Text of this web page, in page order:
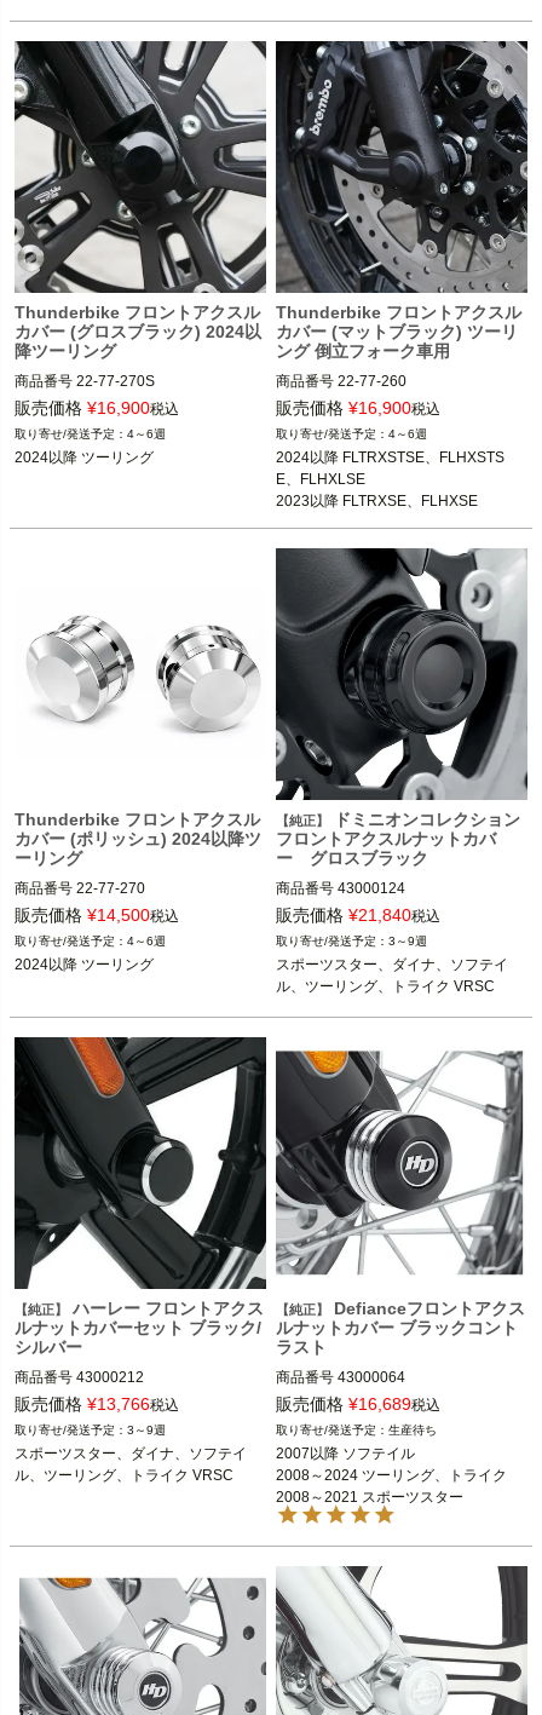
Thunderbike フロントアクスル
カバー (グロスブラック) 2024以
降ツーリング
商品番号 22-77-270S
販売価格 ¥16,900税込
4～6週
Thunderbike フロントアクスル
カバー (マットブラック) ツーリ
ング 倒立フォーク車用
商品番号 22-77-260
販売価格 ¥16,900税込
4～6週
2024以降 FLTRXSTSE、FLHXSTS
E、FLHXLSE
Thunderbike フロントアクスル
カバー (ポリッシュ) 2024以降ツ
ーリング
商品番号 22-77-270
販売価格 ¥14,500税込
4～6週
【純正】
ドミニオンコレクション
フロントアクスルナットカバ
ー グロスブラック
商品番号 43000124
2008～2021 スポーツスター
2008～2017 ダイナ
※スプリンガー、FLSTNSE、FXC
W、FXCWC、FXSB、FXSBSE、F
2024 FLHTK、FLTRK、FLHRXS、ト
2008～2023 ツーリング、トライク
2002～2011 VRSC
※VRSCFおよびVRSCRは不可
2015～2020 ストリート
Harley Davidson（ハーレー ダビッド
ソン）
販売価格 ¥21,840税込
3～9週
スポーツスター、ダイナ、ソフテイ
ル、ツーリング、トライク VRSC
【純正】
ハーレー フロントアクス
ルナットカバーセット ブラック/
シルバー
商品番号 43000212
販売価格 ¥13,766税込
3～9週
スポーツスター、ダイナ、ソフテイ
ル、ツーリング、トライク VRSC
【純正】
Defianceフロントアクス
ルナットカバー ブラックコント
ラスト
商品番号 43000064
2024 FLHTK、FLTRK、FLHRXS、ト
ライク
2008～2023 ツーリング、トライク
2008～2021 スポーツスター
2008～2017 ダイナ
※スプリンガー、FLSTNSE、FXC
W、FXCWC、FXSB、FXSBSE、F
XSE、FXSTDは不可
2002～2011 VRSC
※VRSCFおよびVRSCRは不可
2015～2020 ストリート
Harley Davidson（ハーレー ダビッド
販売価格 ¥16,689税込
生産待ち
2007以降 ソフテイル
2008～2024 ツーリング、トライク
2008～2021 スポーツスター
2008～2017 ダイナ